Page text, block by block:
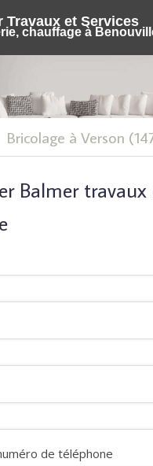
Travaux et Services
chauffage à
Bricolage à Verson
Balmer travaux
de téléphone